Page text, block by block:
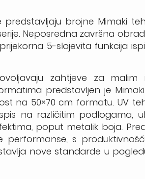
brojne Mimaki
Neposredna završna
5-slojevita funkcija
zahtjeve za malim
predstavljen je Mimaki
na 50×70 cm formatu. UV
na različitim podlogama,
poput metalik boja.
performanse, s
nove standarde u